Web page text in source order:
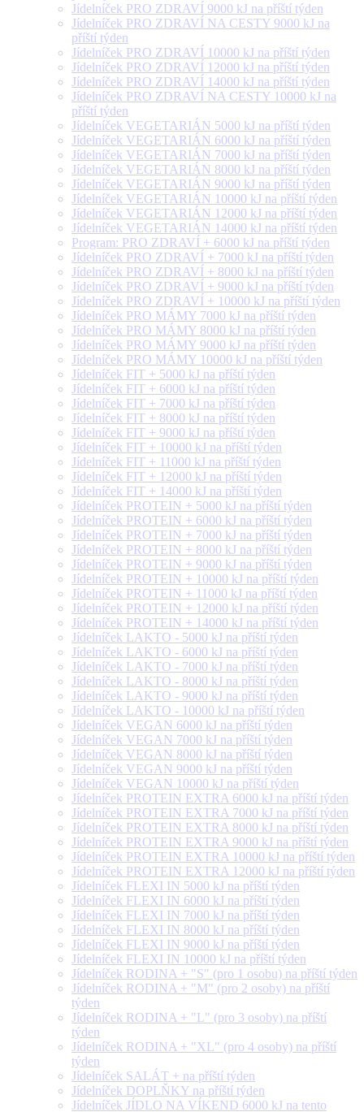
Jídelníček PRO ZDRAVÍ 9000 kJ na příští týden
Jídelníček PRO ZDRAVÍ NA CESTY 9000 kJ na
příští týden
Jídelníček PRO ZDRAVÍ 10000 kJ na příští týden
Jídelníček PRO ZDRAVÍ 12000 kJ na příští týden
Jídelníček PRO ZDRAVÍ 14000 kJ na příští týden
Jídelníček PRO ZDRAVÍ NA CESTY 10000 kJ na
příští týden
Jídelníček VEGETARIÁN 5000 kJ na příští týden
Jídelníček VEGETARIÁN 6000 kJ na příští týden
Jídelníček VEGETARIÁN 7000 kJ na příští týden
Jídelníček VEGETARIÁN 8000 kJ na příští týden
Jídelníček VEGETARIÁN 9000 kJ na příští týden
Jídelníček VEGETARIÁN 10000 kJ na příští týden
Jídelníček VEGETARIÁN 12000 kJ na příští týden
Jídelníček VEGETARIÁN 14000 kJ na příští týden
Program: PRO ZDRAVÍ + 6000 kJ na příští týden
Jídelníček PRO ZDRAVÍ + 7000 kJ na příští týden
Jídelníček PRO ZDRAVÍ + 8000 kJ na příští týden
Jídelníček PRO ZDRAVÍ + 9000 kJ na příští týden
Jídelníček PRO ZDRAVÍ + 10000 kJ na příští týden
Jídelníček PRO MÁMY 7000 kJ na příští týden
Jídelníček PRO MÁMY 8000 kJ na příští týden
Jídelníček PRO MÁMY 9000 kJ na příští týden
Jídelníček PRO MÁMY 10000 kJ na příští týden
Jídelníček FIT + 5000 kJ na příští týden
Jídelníček FIT + 6000 kJ na příští týden
Jídelníček FIT + 7000 kJ na příští týden
Jídelníček FIT + 8000 kJ na příští týden
Jídelníček FIT + 9000 kJ na příští týden
Jídelníček FIT + 10000 kJ na příští týden
Jídelníček FIT + 11000 kJ na příští týden
Jídelníček FIT + 12000 kJ na příští týden
Jídelníček FIT + 14000 kJ na příští týden
Jídelníček PROTEIN + 5000 kJ na příští týden
Jídelníček PROTEIN + 6000 kJ na příští týden
Jídelníček PROTEIN + 7000 kJ na příští týden
Jídelníček PROTEIN + 8000 kJ na příští týden
Jídelníček PROTEIN + 9000 kJ na příští týden
Jídelníček PROTEIN + 10000 kJ na příští týden
Jídelníček PROTEIN + 11000 kJ na příští týden
Jídelníček PROTEIN + 12000 kJ na příští týden
Jídelníček PROTEIN + 14000 kJ na příští týden
Jídelníček LAKTO - 5000 kJ na příští týden
Jídelníček LAKTO - 6000 kJ na příští týden
Jídelníček LAKTO - 7000 kJ na příští týden
Jídelníček LAKTO - 8000 kJ na příští týden
Jídelníček LAKTO - 9000 kJ na příští týden
Jídelníček LAKTO - 10000 kJ na příští týden
Jídelníček VEGAN 6000 kJ na příští týden
Jídelníček VEGAN 7000 kJ na příští týden
Jídelníček VEGAN 8000 kJ na příští týden
Jídelníček VEGAN 9000 kJ na příští týden
Jídelníček VEGAN 10000 kJ na příští týden
Jídelníček PROTEIN EXTRA 6000 kJ na příští týden
Jídelníček PROTEIN EXTRA 7000 kJ na příští týden
Jídelníček PROTEIN EXTRA 8000 kJ na příští týden
Jídelníček PROTEIN EXTRA 9000 kJ na příští týden
Jídelníček PROTEIN EXTRA 10000 kJ na příští týden
Jídelníček PROTEIN EXTRA 12000 kJ na příští týden
Jídelníček FLEXI IN 5000 kJ na příští týden
Jídelníček FLEXI IN 6000 kJ na příští týden
Jídelníček FLEXI IN 7000 kJ na příští týden
Jídelníček FLEXI IN 8000 kJ na příští týden
Jídelníček FLEXI IN 9000 kJ na příští týden
Jídelníček FLEXI IN 10000 kJ na příští týden
Jídelníček RODINA + "S" (pro 1 osobu) na příští týden
Jídelníček RODINA + "M" (pro 2 osoby) na příští
týden
Jídelníček RODINA + "L" (pro 3 osoby) na příští
týden
Jídelníček RODINA + "XL" (pro 4 osoby) na příští
týden
Jídelníček SALÁT + na příští týden
Jídelníček DOPLŇKY na příští týden
Jídelníček JÍDLO NA VÍKEND 6000 kJ na tento